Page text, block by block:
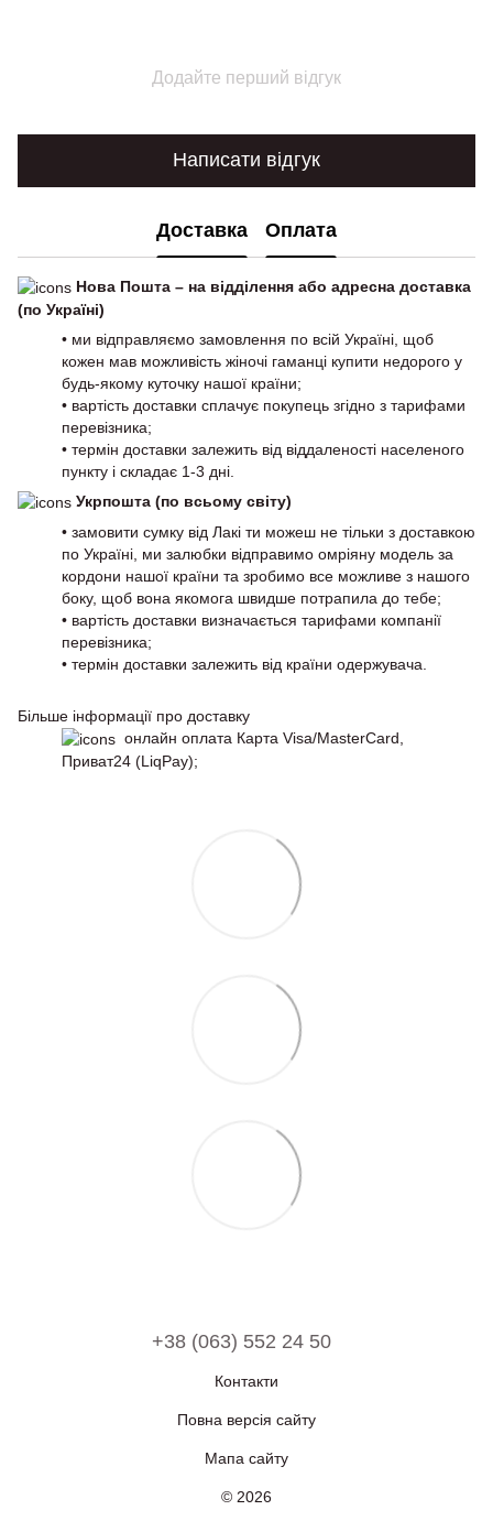
Додайте перший відгук
Написати відгук
Доставка Оплата
Нова Пошта – на відділення або адресна доставка
(по Україні)
• ми відправляємо замовлення по всій Україні, щоб
кожен мав можливість жіночі гаманці купити недорого у
будь-якому куточку нашої країни;
• вартість доставки сплачує покупець згідно з тарифами
перевізника;
• термін доставки залежить від віддаленості населеного
пункту і складає 1-3 дні.
Укрпошта (по всьому світу)
• замовити сумку від Лакі ти можеш не тільки з доставкою
по Україні, ми залюбки відправимо омріяну модель за
кордони нашої країни та зробимо все можливе з нашого
боку, щоб вона якомога швидше потрапила до тебе;
• вартість доставки визначається тарифами компанії
перевізника;
• термін доставки залежить від країни одержувача.
Більше інформації про доставку
онлайн оплата Карта Visa/MasterCard,
Приват24 (LiqPay);
+38 (063) 552 24 50
Контакти
Повна версія сайту
Мапа сайту
© 2026